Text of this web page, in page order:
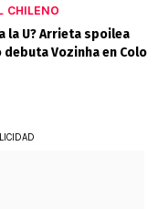
CHILENO
la U? Arrieta spoilea
debuta Vozinha en Colo